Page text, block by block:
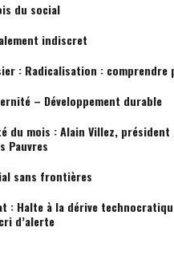
du social
indiscret
: Radicalisation : comprendre
– Développement durable
du mois : Alain Villez,
Pauvres
sans frontières
: Halte à la dérive
d’alerte